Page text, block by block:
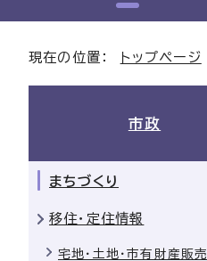
現在の位置： トップページ
市政
まちづくり
移住・定住情報
宅地・土地・市有財産販売